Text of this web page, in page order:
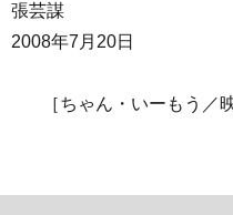
張芸謀
2008年7月20日
［ちゃん・いーもう／